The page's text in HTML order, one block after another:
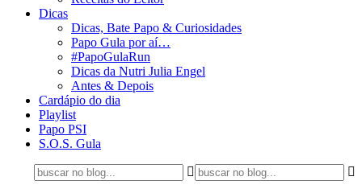
Dicas
Dicas, Bate Papo & Curiosidades
Papo Gula por aí…
#PapoGulaRun
Dicas da Nutri Julia Engel
Antes & Depois
Cardápio do dia
Playlist
Papo PSI
S.O.S. Gula